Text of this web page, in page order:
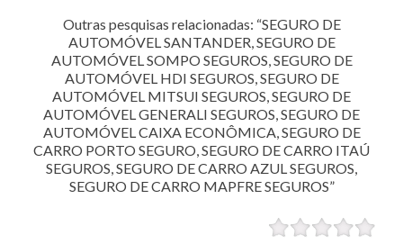
Outras pesquisas relacionadas: “SEGURO DE
AUTOMÓVEL SANTANDER, SEGURO DE
AUTOMÓVEL SOMPO SEGUROS, SEGURO DE
AUTOMÓVEL HDI SEGUROS, SEGURO DE
AUTOMÓVEL MITSUI SEGUROS, SEGURO DE
AUTOMÓVEL GENERALI SEGUROS, SEGURO DE
AUTOMÓVEL CAIXA ECONÔMICA, SEGURO DE
CARRO PORTO SEGURO, SEGURO DE CARRO ITAÚ
SEGUROS, SEGURO DE CARRO AZUL SEGUROS,
SEGURO DE CARRO MAPFRE SEGUROS”